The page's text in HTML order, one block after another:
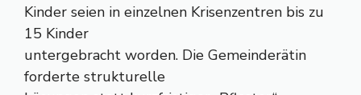
Kinder seien in einzelnen Krisenzentren bis zu
15 Kinder
untergebracht worden. Die Gemeinderätin
forderte strukturelle